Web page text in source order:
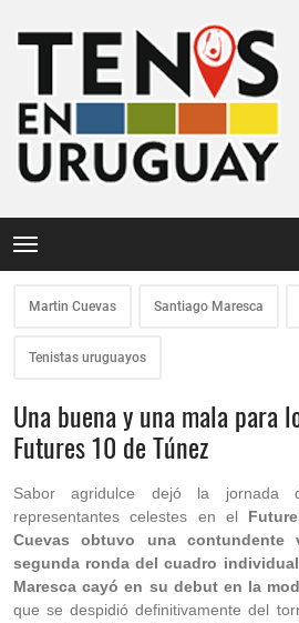
Martin Cuevas Santiago Maresca
Tenistas uruguayos
Una buena y una mala para
Futures 10 de Túnez
Sabor agridulce dejó la jornada
representantes celestes en el
Cuevas obtuvo una
segunda ronda del cuadro
Maresca cayó en su debut en la
que se despidió definitivamente del